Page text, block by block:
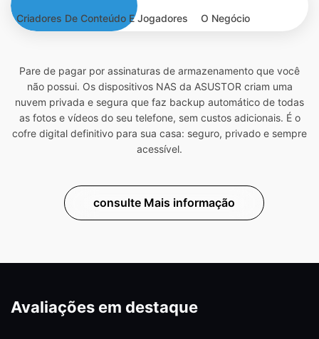
Criadores De Conteúdo E Jogadores O Negócio
Pare de pagar por assinaturas de armazenamento que você
não possui. Os dispositivos NAS da ASUSTOR criam uma
nuvem privada e segura que faz backup automático de todas
as fotos e vídeos do seu telefone, sem custos adicionais. É o
cofre digital definitivo para sua casa: seguro, privado e sempre
acessível.
consulte Mais informação
Avaliações em destaque